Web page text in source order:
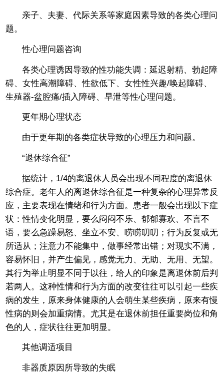
亲子、夫妻、代际关系等家庭因素导致的各类心理问
题。
性心理问题咨询
各类心理诱因导致的性功能失调：延迟射精、勃起障
碍、女性高潮障碍、性欲低下、女性性兴趣/唤起障碍、
生殖器-盆腔痛/插入障碍、早泄等性心理问题。
更年期心理状态
由于更年期的各类症状导致的心理压力和问题。
“退休综合征”
据统计，1/4的离退休人员会出现不同程度的离退休
综合症。老年人的离退休综合征是一种复杂的心理异常反
应，主要表现在情绪和行为方面。患者一般会出现以下症
状：性情变化明显，要么闷闷不乐、郁郁寡欢、不言不
语，要么急躁易怒、坐立不安、唠唠叨叨；行为反复或无
所适从；注意力不能集中，做事经常出错；对现实不满，
容易怀旧，并产生偏见，感觉无力、无助、无用、无望。
其行为举止明显不同于以往，给人的印象是离退休前后判
若两人。这种性情和行为方面的改变往往可以引起一些疾
病的发生，原来身体健康的人会萌生某些疾病，原来有慢
性病的则会加重病情。尤其是在退休前担任重要岗位和角
色的人，症状往往更加明显。
其他调适项目
非器质原因所导致的失眠